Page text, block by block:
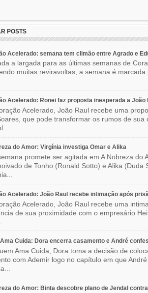
POSTS
Acelerado: semana tem climão entre Agrado e
a largada para as últimas semanas de
muitas reviravoltas, a semana é
Acelerado: Ronei faz proposta inesperada a João
Acelerado, João Raul recebe uma
que pode transformar os rumos de sua
do Amor: Virgínia investiga Omar e Alika
promete ser agitada em A Nobreza do
de Tonho (Ronald Sotto) e Alika (Duda
Acelerado: João Raul recebe intimação após
Acelerado, João Raul recebe uma
de sua proximidade com o empresário
Cuida: Dora encerra casamento e André
Ama Cuida, Dora toma a decisão de
com Ademir logo no capítulo em que
do Amor: Binta descobre plano de Jendal